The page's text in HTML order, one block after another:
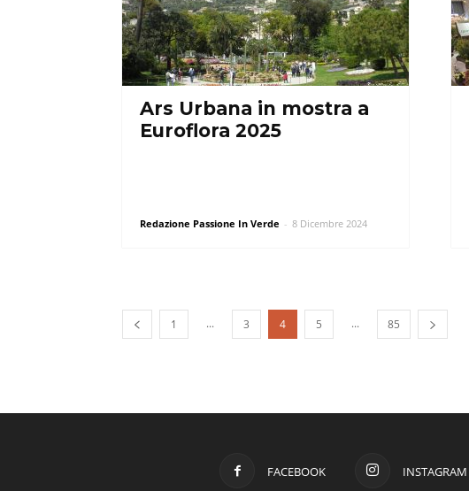
Ars Urbana in mostra a
Euroflora 2025
Redazione Passione In Verde - 8 Dicembre 2024
1 ... 3 4 5 ... 85
FACEBOOK INSTAGRAM